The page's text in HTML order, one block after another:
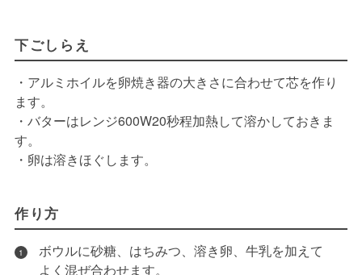
下ごしらえ
・アルミホイルを卵焼き器の大きさに合わせて芯を作り
ます。
・バターはレンジ600W20秒程加熱して溶かしておきま
す。
・卵は溶きほぐします。
作り方
1
ボウルに砂糖、はちみつ、溶き卵、牛乳を加えて
よく混ぜ合わせます。